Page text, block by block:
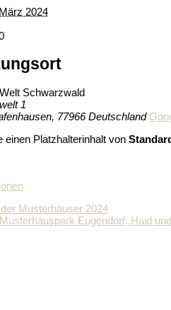
2024
Schwarzwald
1
, 77966 Deutschland
einen Platzhalterinhalt von
Musterhäuser 2024
Eugendorf, Haid